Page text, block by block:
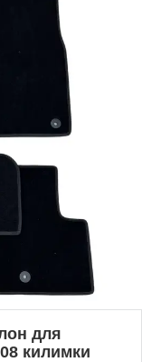
для
килимки